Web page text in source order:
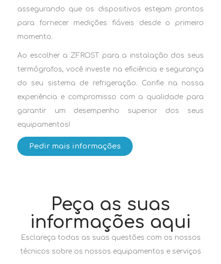
assegurando que os dispositivos estejam prontos
para fornecer medições fiáveis desde o primeiro
momento.
Ao escolher a ZFROST para a instalação dos seus
termógrafos, você investe na eficiência e segurança
do seu sistema de refrigeração. Confie na nossa
experiência e compromisso com a qualidade para
garantir um desempenho superior dos seus
equipamentos!
Pedir mais informações
Peça as suas
informações aqui
Esclareça todas as suas questões com os nossos
técnicos sobre os nossos equipamentos e serviços